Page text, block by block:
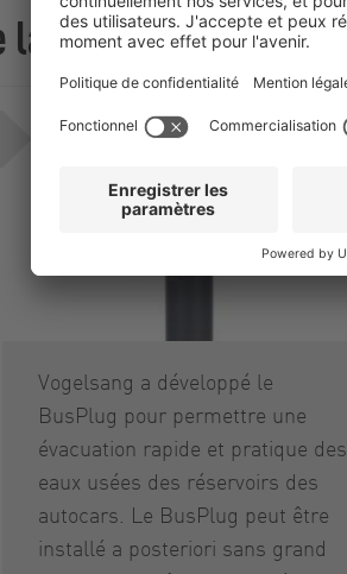
RoadPump
Vogelsang a développé le
BusPlug pour permettre une
évacuation rapide et pratique des
eaux usées des réservoirs des
autocars. Le BusPlug peut être
installé a posteriori sans grand